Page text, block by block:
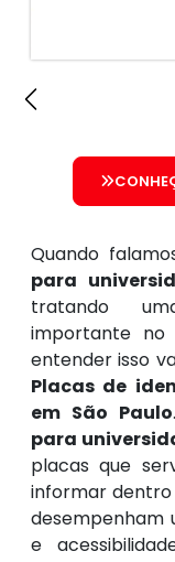
Quando
para
tratando
importante no
entender isso
Placas de
em São Paulo
para
placas que
informar dentro
desempenham
e